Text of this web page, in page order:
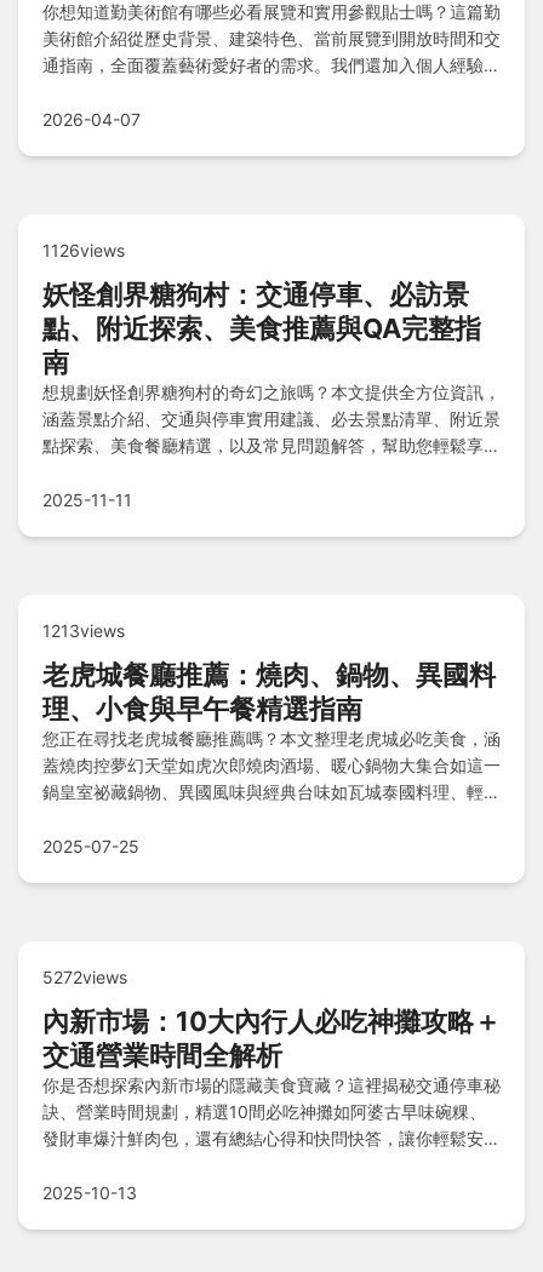
你想知道勤美術館有哪些必看展覽和實用參觀貼士嗎？這篇勤
美術館介紹從歷史背景、建築特色、當前展覽到開放時間和交
通指南，全面覆蓋藝術愛好者的需求。我們還加入個人經驗分
2026-04-07
1126views
妖怪創界糖狗村：交通停車、必訪景
點、附近探索、美食推薦與QA完整指
南
想規劃妖怪創界糖狗村的奇幻之旅嗎？本文提供全方位資訊，
涵蓋景點介紹、交通與停車實用建議、必去景點清單、附近景
點探索、美食餐廳精選，以及常見問題解答，幫助您輕鬆享受
2025-11-11
1213views
老虎城餐廳推薦：燒肉、鍋物、異國料
理、小食與早午餐精選指南
您正在尋找老虎城餐廳推薦嗎？本文整理老虎城必吃美食，涵
蓋燒肉控夢幻天堂如虎次郎燒肉酒場、暖心鍋物大集合如這一
鍋皇室祕藏鍋物、異國風味與經典台味如瓦城泰國料理、輕鬆
覺樂咖啡，還有美食類型比較表和資深旅人小撇步，讓您輕鬆
2025-07-25
5272views
內新市場：10大內行人必吃神攤攻略＋
交通營業時間全解析
你是否想探索內新市場的隱藏美食寶藏？這裡揭秘交通停車秘
訣、營業時間規劃，精選10間必吃神攤如阿婆古早味碗粿、
發財車爆汁鮮肉包，還有總結心得和快問快答，讓你輕鬆安排
2025-10-13